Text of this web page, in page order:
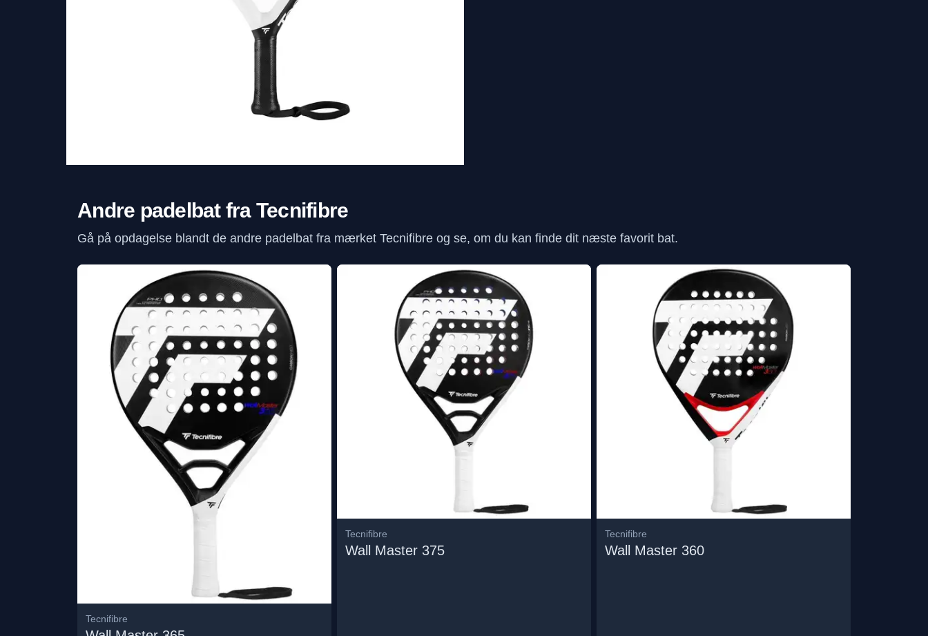
Andre padelbat fra Tecnifibre
Gå på opdagelse blandt de andre padelbat fra mærket Tecnifibre og se, om du kan finde dit næste favorit bat.
Tecnifibre
Tecnifibre
Wall Master 375
Tecnifibre
Wall Master 360